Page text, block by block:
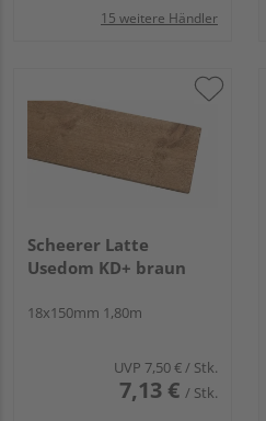
15 weitere Händler
Scheerer Latte
Usedom KD+ braun
18x150mm 1,80m
UVP 7,50 €/ Stk.
7,13 € / Stk.